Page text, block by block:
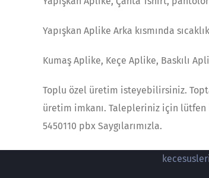
Yapışkan Aplike Arka kısmında
Kumaş Aplike, Keçe Aplike, Baskılı
Toplu özel üretim isteyebilirsiniz.
üretim imkanı. Talepleriniz için lütfen
5450110 pbx Saygılarımızla.